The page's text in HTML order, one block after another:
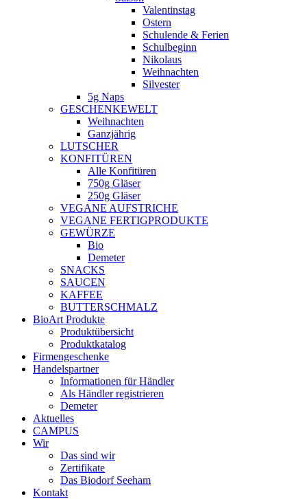
Valentinstag
Ostern
Schulende & Ferien
Schulbeginn
Nikolaus
Weihnachten
Silvester
5g Naps
GESCHENKEWELT
Weihnachten
Ganzjährig
LUTSCHER
KONFITÜREN
Alle Konfitüren
750g Gläser
250g Gläser
VEGANE AUFSTRICHE
VEGANE FERTIGPRODUKTE
GEWÜRZE
Bio
Demeter
SNACKS
SAUCEN
KAFFEE
BUTTERSCHMALZ
BioArt Produkte
Produktübersicht
Produktkatalog
Firmengeschenke
Handelspartner
Informationen für Händler
Als Händler registrieren
Demeter
Aktuelles
CAMPUS
Wir
Das sind wir
Zertifikate
Das Biodorf Seeham
Kontakt